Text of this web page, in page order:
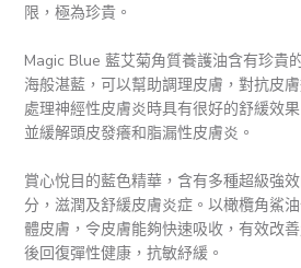
限，極為珍貴。
Magic Blue 藍艾菊角質養護油含有珍貴
海般湛藍，可以幫助調理皮膚，對抗皮
處理神經性皮膚炎時具有很好的舒緩效
並緩解頭皮發癢和脂漏性皮膚炎。
賞心悅目的藍色精華，含有多種超級強
分，滋潤及舒緩皮膚炎症。以橄欖角鯊
體皮膚，令皮膚能夠快速吸收，有效改
後回復彈性健康，抗敏紓緩。